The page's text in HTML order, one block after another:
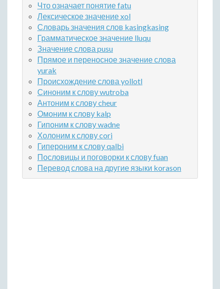
Что означает понятие fatu
Лексическое значение xol
Словарь значения слов kasingkasing
Грамматическое значение lluqu
Значение слова pusu
Прямое и переносное значение слова
yurak
Происхождение слова yollotl
Синоним к слову wutroba
Антоним к слову cheur
Омоним к слову kalp
Гипоним к слову wadne
Холоним к слову cori
Гипероним к слову qalbi
Пословицы и поговорки к слову fuan
Перевод слова на другие языки korason